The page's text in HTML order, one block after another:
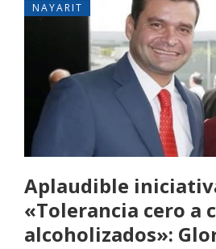
NAYARIT
Aplaudible
«Tolerancia cero a
alcoholizados»: